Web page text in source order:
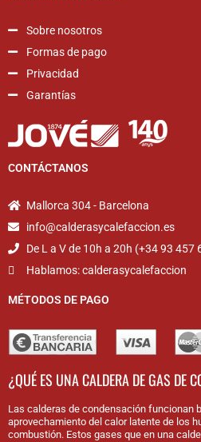
Sobre nosotros
Formas de pago
Privacidad
Garantías
CONTÁCTANOS
Mallorca 304 - Barcelona
info@calderasycalefaccion.es
De L a V de 10h a 20h (+34 93 457
Hablamos: calderasycalefaccion
MÉTODOS DE PAGO
¿QUÉ ES UNA CALDERA DE GAS DE
Las calderas de condensación funcionan
aprovechamiento del calor latente de los
combustión. Estos gases que en una